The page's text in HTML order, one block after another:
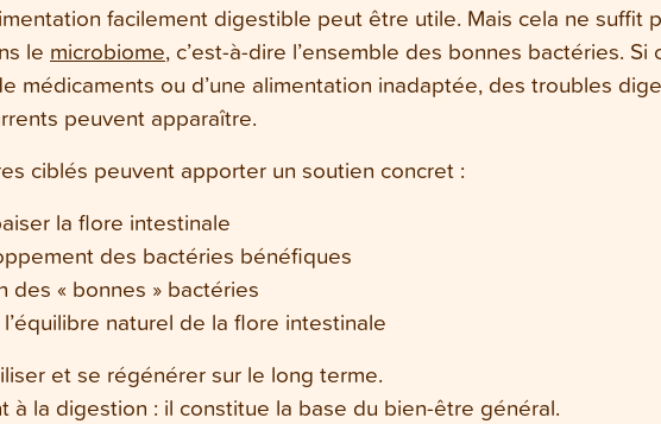
facilement digestible peut être utile. Mais cela ne suffit
le microbiome, c’est-à-dire l’ensemble des bonnes bactéries.
médicaments ou d’une alimentation inadaptée, des troubles
peuvent apparaître.
ciblés peuvent apporter un soutien concret :
la flore intestinale
des bactéries bénéfiques
des « bonnes » bactéries
naturel de la flore intestinale
et se régénérer sur le long terme.
à la digestion : il constitue la base du bien-être général.